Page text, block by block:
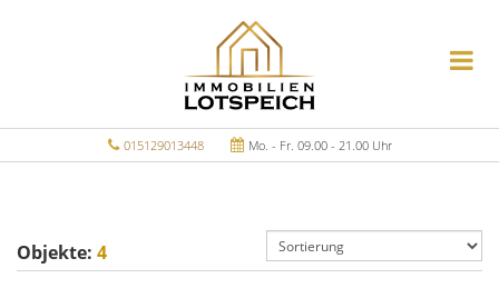
015129013448 Mo. - Fr. 09.00 - 21.00 Uhr
Objekte: 4